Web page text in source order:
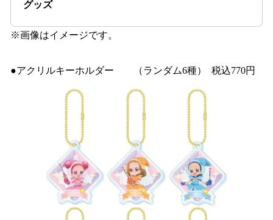
グッズ
※画像はイメージです。
●アクリルキーホルダー （ランダム6種） 税込770円